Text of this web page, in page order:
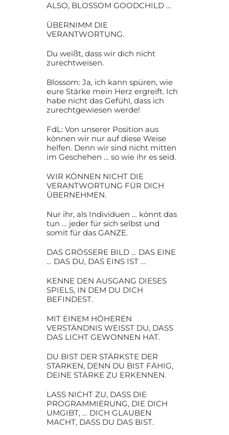
ALSO, BLOSSOM GOODCHILD …
ÜBERNIMM DIE
VERANTWORTUNG.
Du weißt, dass wir dich nicht
zurechtweisen.
Blossom: Ja, ich kann spüren, wie
eure Stärke mein Herz ergreift. Ich
habe nicht das Gefühl, dass ich
zurechtgewiesen werde!
FdL: Von unserer Position aus
können wir nur auf diese Weise
helfen. Denn wir sind nicht mitten
im Geschehen … so wie ihr es seid.
WIR KÖNNEN NICHT DIE
VERANTWORTUNG FÜR DICH
ÜBERNEHMEN.
Nur ihr, als Individuen … könnt das
tun … jeder für sich selbst und
somit für das GANZE.
DAS GRÖSSERE BILD … DAS EINE
… DAS DU, DAS EINS IST …
KENNE DEN AUSGANG DIESES
SPIELS, IN DEM DU DICH
BEFINDEST.
MIT EINEM HÖHEREN
VERSTÄNDNIS WEISST DU, DASS
DAS LICHT GEWONNEN HAT.
DU BIST DER STÄRKSTE DER
STARKEN, DENN DU BIST FÄHIG,
DEINE STÄRKE ZU ERKENNEN.
LASS NICHT ZU, DASS DIE
PROGRAMMIERUNG, DIE DICH
UMGIBT, … DICH GLAUBEN
MACHT, DASS DU DAS BIST.